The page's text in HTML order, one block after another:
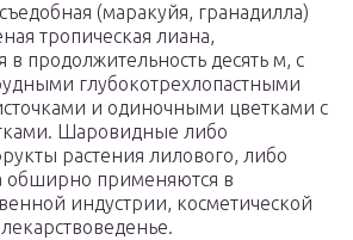
(маракуйя, гранадилла)
тропическая лиана,
продолжительность десять м, с
глубокотрехлопастными
и одиночными цветками с
Шаровидные либо
растения лилового, либо
обширно применяются в
индустрии, косметической